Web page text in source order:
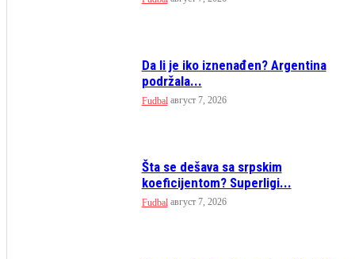
Da li je iko iznenađen? Argentina
podržala...
Fudbal август 7, 2026
Šta se dešava sa srpskim
koeficijentom? Superligi...
Fudbal август 7, 2026